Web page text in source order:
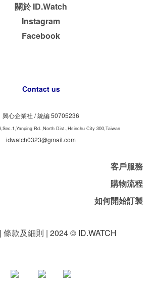
關於 ID.Watch
Instagram
Facebook
Contact us
興心企業社 /統編 50705236
Rd.,North Dist.,Hsinchu City 300,Taiwan
idwatch0323@gmail.com
客戶服務
購物流程
如何開始訂製
| 條款及細則 | 2024 © ID.WATCH